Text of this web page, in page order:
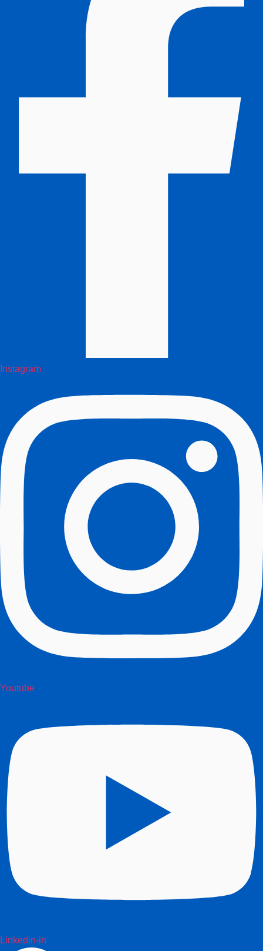
Instagram
Youtube
Linkedin-in